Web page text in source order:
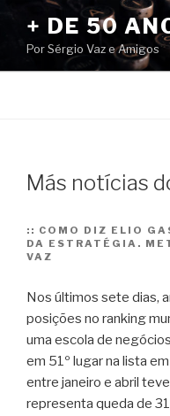
conteúdo
+ DE 50
Por Sérgio Vaz e Amigos
Más notícias
:: COMO DIZ ELIO
DA ESTRATÉGIA.
VAZ
Nos últimos sete dias,
posições no ranking
uma escola de
em 51º lugar na lista
entre janeiro e abril
representa queda de